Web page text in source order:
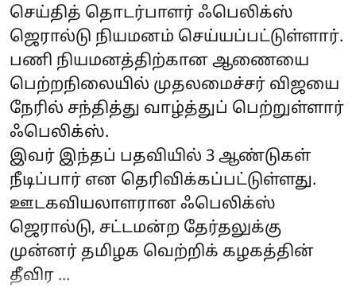
செய்தித் தொடர்பாளர் ஃபெலிக்ஸ்
ஜெரால்டு நியமனம் செய்யப்பட்டுள்ளார்.
பணி நியமனத்திற்கான ஆணையை
பெற்றநிலையில் முதலமைச்சர் விஜயை
நேரில் சந்தித்து வாழ்த்துப் பெற்றுள்ளார்
ஃபெலிக்ஸ்.
இவர் இந்தப் பதவியில் 3 ஆண்டுகள்
நீடிப்பார் என தெரிவிக்கப்பட்டுள்ளது.
ஊடகவியலாளரான ஃபெலிக்ஸ்
ஜெரால்டு, சட்டமன்ற தேர்தலுக்கு
முன்னர் தமிழக வெற்றிக் கழகத்தின்
தீவிர ...